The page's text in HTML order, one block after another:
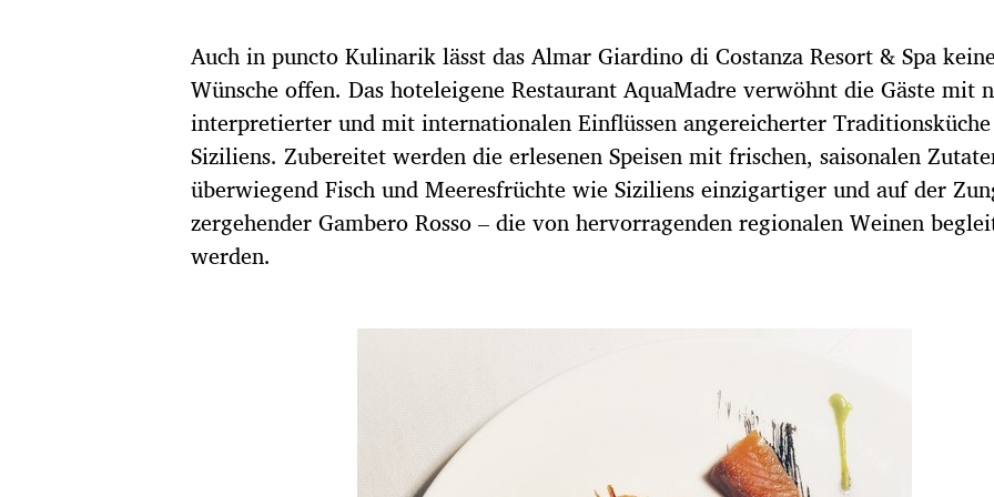
Auch in puncto Kulinarik lässt das Almar Giardino di Costanza Resort & Spa
Wünsche offen. Das hoteleigene Restaurant AquaMadre verwöhnt die Gäste mit
interpretierter und mit internationalen Einflüssen angereicherter Traditionsküche
Siziliens. Zubereitet werden die erlesenen Speisen mit frischen, saisonalen
überwiegend Fisch und Meeresfrüchte wie Siziliens einzigartiger und auf der
zergehender Gambero Rosso – die von hervorragenden regionalen Weinen
werden.